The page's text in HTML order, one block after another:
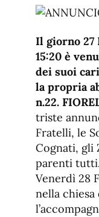
Il giorno 27
15:20 è
dei suoi
la propria
n.22.
triste
Fratelli, le
Cognati, gli
parenti
Venerdì 28
nella chiesa